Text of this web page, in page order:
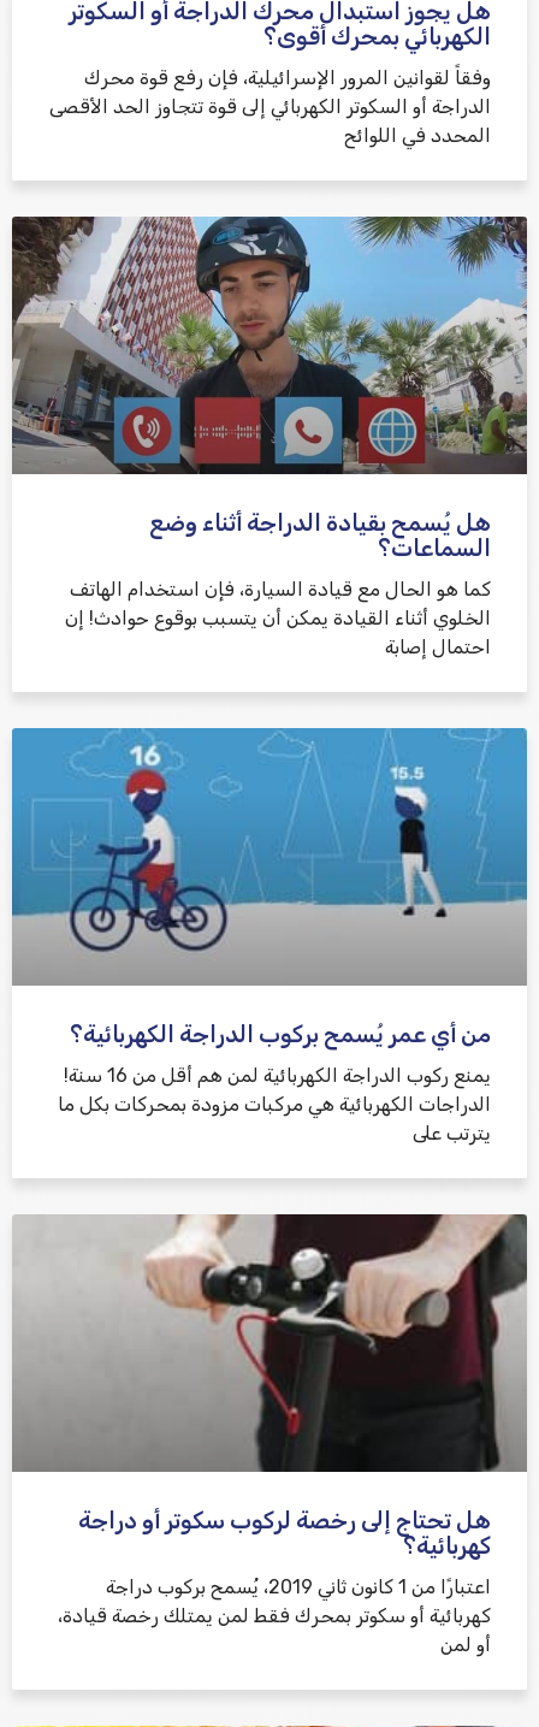
هل يجوز استبدال محرك الدراجة أو السكوتر
الكهربائي بمحرك أقوى؟
وفقاً لقوانين المرور الإسرائيلية، فإن رفع قوة محرك
الدراجة أو السكوتر الكهربائي إلى قوة تتجاوز الحد الأقصى
المحدد في اللوائح
هل يُسمح بقيادة الدراجة أثناء وضع
السماعات؟
كما هو الحال مع قيادة السيارة، فإن استخدام الهاتف
الخلوي أثناء القيادة يمكن أن يتسبب بوقوع حوادث! إن
احتمال إصابة
من أي عمر يُسمح بركوب الدراجة الكهربائية؟
يمنع ركوب الدراجة الكهربائية لمن هم أقل من 16 سنة!
الدراجات الكهربائية هي مركبات مزودة بمحركات بكل ما
يترتب على
هل تحتاج إلى رخصة لركوب سكوتر أو دراجة
كهربائية؟
اعتبارًا من 1 كانون ثاني 2019، يُسمح بركوب دراجة
كهربائية أو سكوتر بمحرك فقط لمن يمتلك رخصة قيادة،
أو لمن